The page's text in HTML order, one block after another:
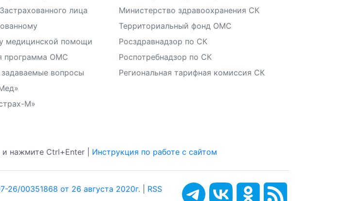
лица
медицинской помощи
программа ОМС
вопросы
М»
Министерство здравоохранения СК
Территориальный фонд ОМС
Росздравнадзор по СК
Роспотребнадзор по СК
Региональная тарифная комиссия СК
нажмите Ctrl+Enter | Инструкция по работе с сайтом
26/00351868 от 26 августа 2020г. RSS